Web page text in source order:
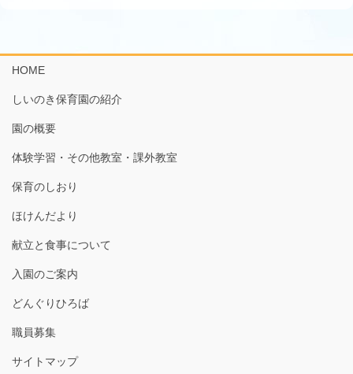
HOME
しいのき保育園の紹介
園の概要
体験学習・その他教室・課外教室
保育のしおり
ほけんだより
献立と食事について
入園のご案内
どんぐりひろば
職員募集
サイトマップ